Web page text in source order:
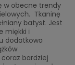
w obecne trendy
Tkaninę
batyst. Jest
miękki i
dodatkowo
bardziej